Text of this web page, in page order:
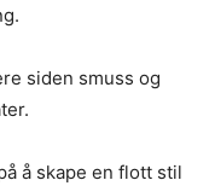
siden smuss og
å skape en flott stil